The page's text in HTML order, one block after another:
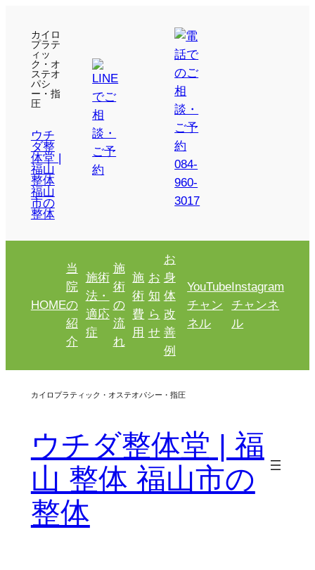
カイロ
プラテ
ィッ
ク・オ
ステオ
パシ
ー・指
圧
ウチ
ダ整
体堂 |
福山
整体
福山
市の
整体
HOME
当
院
の
紹
介
施術
法・
適応
症
施
術
の
流
れ
施
術
費
用
お
知
ら
せ
お
身
体
改
善
例
YouTube
チャン
ネル
Instagram
チャンネ
ル
カイロプラティック・オステオパシー・指圧
ウチダ整体堂 | 福
山 整体 福山市の
整体